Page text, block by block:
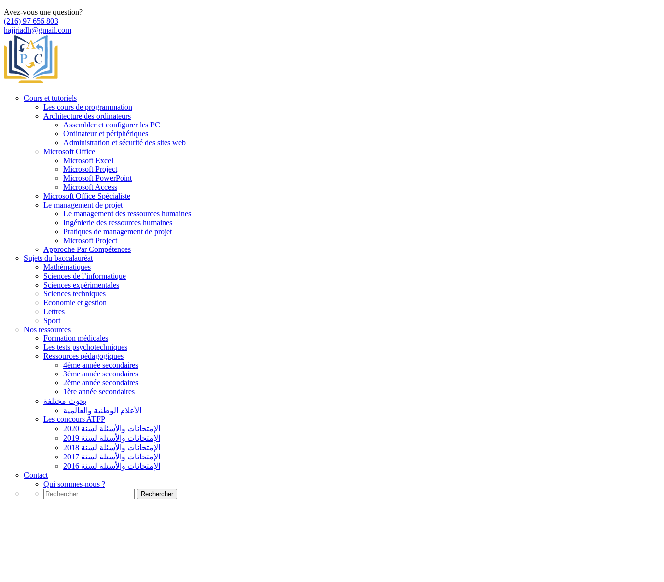
Avez-vous une question?
(216) 97 656 803
hajjriadh@gmail.com
Cours et tutoriels
Les cours de programmation
Architecture des ordinateurs
Assembler et configurer les PC
Ordinateur et périphériques
Administration et sécurité des sites web
Microsoft Office
Microsoft Excel
Microsoft Project
Microsoft PowerPoint
Microsoft Access
Microsoft Office Spécialiste
Le management de projet
Le management des ressources humaines
Ingénierie des ressources humaines
Pratiques de management de projet
Microsoft Project
Approche Par Compétences
Sujets du baccalauréat
Mathématiques
Sciences de l’informatique
Sciences expérimentales
Sciences techniques
Economie et gestion
Lettres
Sport
Nos ressources
Formation médicales
Les tests psychotechniques
Ressources pédagogiques
4ème année secondaires
3ème année secondaires
2ème année secondaires
1ère année secondaires
بحوث مختلفة
الأعلام الوطنية والعالمية
Les concours ATFP
الإمتحانات والأسئلة لسنة 2020
الإمتحانات والأسئلة لسنة 2019
الإمتحانات والأسئلة لسنة 2018
الإمتحانات والأسئلة لسنة 2017
الإمتحانات والأسئلة لسنة 2016
Contact
Qui sommes-nous ?
Rechercher :